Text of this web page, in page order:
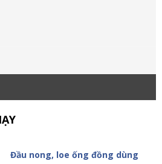
Đầu nong, loe ống đồng dùng